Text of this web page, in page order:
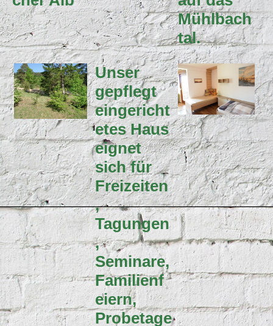
Mühlbach
tal.
Unser
gepflegt
eingericht
etes Haus
eignet
sich für
Freizeiten
,
Tagungen
,
Seminare,
Familienf
eiern,
Probetage